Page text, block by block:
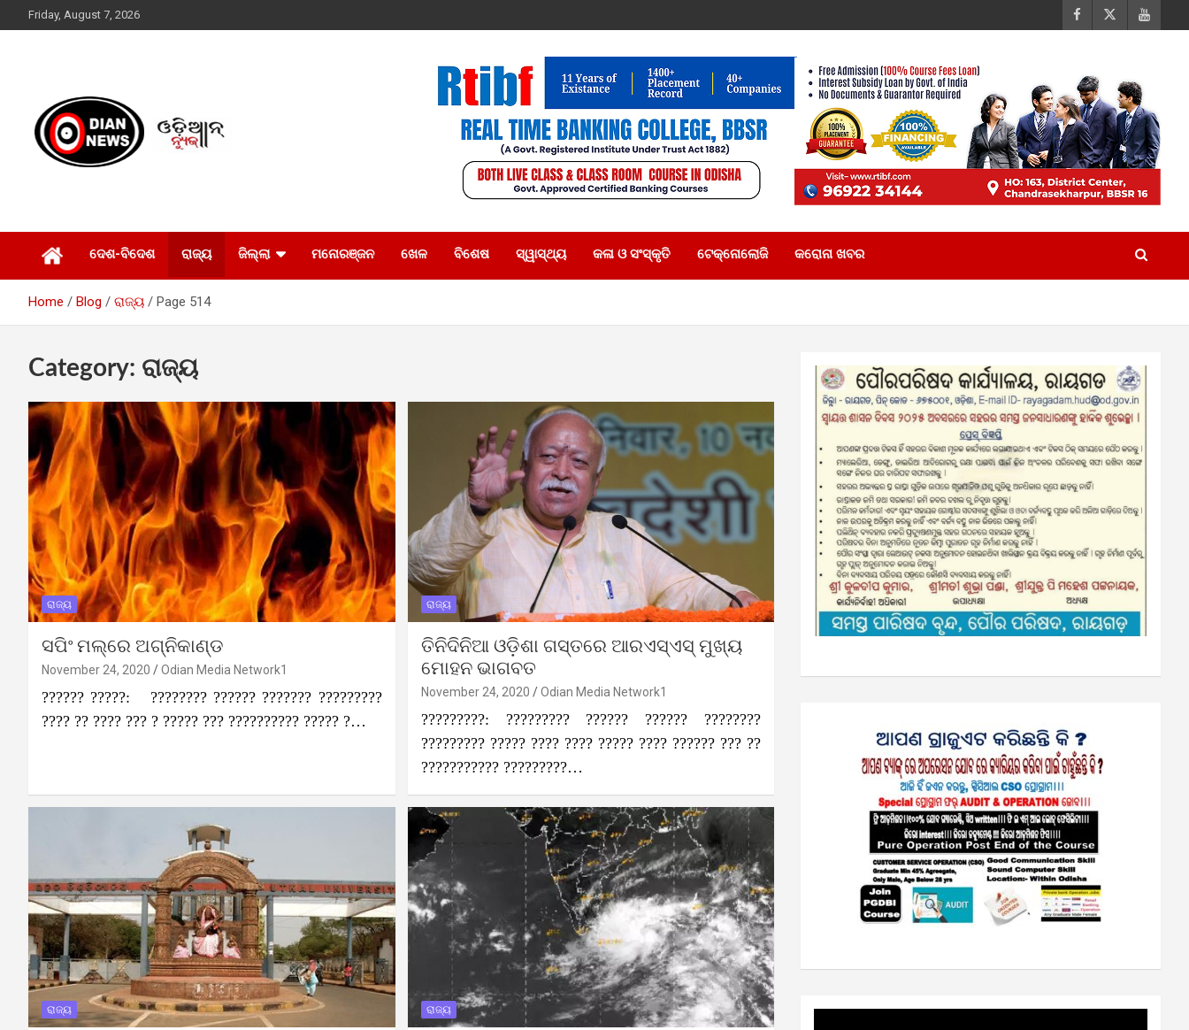
to
Friday, August 7, 2026
ଦେଶ-ବିଦେଶ ରାଜ୍ୟ ଜିଲ୍ଲା ମନୋରଞ୍ଜନ ଖେଳ ବିଶେଷ ସ୍ୱାସ୍ଥ୍ୟ କଳା ଓ ସଂସ୍କୃତି ଟେକ୍ନୋଲୋଜି କରୋନା ଖବର
Home Blog ରାଜ୍ୟ Page 514
Category: ରାଜ୍ୟ
ରାଜ୍ୟ
ସପିଂ ମଲ୍‌ରେ ଅଗ୍ନିକାଣ୍ଡ
November 24, 2020 Odian Media Network1
?????? ?????: ???????? ?????? ??????? ?????????
???? ?? ???? ??? ? ????? ??? ?????????? ????? ?…
ରାଜ୍ୟ
ତିନିଦିନିଆ ଓଡ଼ିଶା ଗସ୍ତରେ ଆରଏସ୍‌ଏସ୍‌ ମୁଖ୍ୟ
ମୋହନ ଭାଗବତ
November 24, 2020 Odian Media Network1
?????????: ????????? ?????? ?????? ????????
????????? ????? ???? ???? ????? ???? ?????? ??? ??
??????????? ?????????…
ରାଜ୍ୟ ରାଜ୍ୟ